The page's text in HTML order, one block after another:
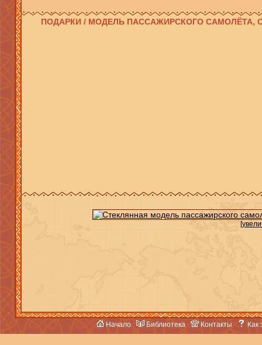
ПОДАРКИ / МОДЕЛЬ ПАССАЖИРСКОГО САМОЛЁТА,
Начало Библиотека Контакты Как